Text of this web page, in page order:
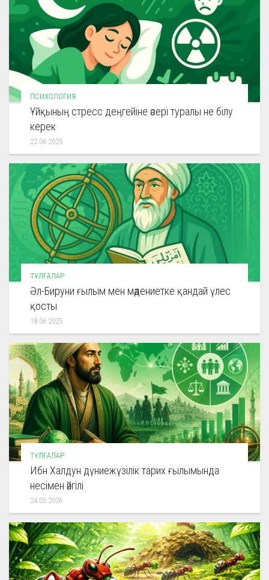
ПСИХОЛОГИЯ
Ұйқының стресс деңгейіне әсері туралы не білу
керек
22.06.2025
ТҰЛҒАЛАР
Әл-Бируни ғылым мен мәдениетке қандай үлес
қосты
18.06.2025
ТҰЛҒАЛАР
Ибн Халдун дүниежүзілік тарих ғылымында
несімен әйгілі
24.05.2026